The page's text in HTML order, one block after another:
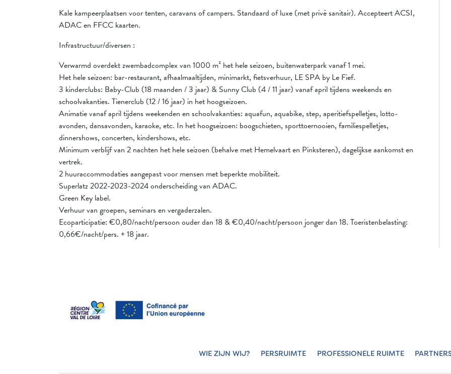
Kale kampeerplaatsen voor tenten, caravans of campers. Standaard of luxe (met privé sanitair). Accepteert ACSI,
ADAC en FFCC kaarten.
Infrastructuur/diversen :
Verwarmd overdekt zwembadcomplex van 1000 m² het hele seizoen, buitenwaterpark vanaf 1 mei.
Het hele seizoen: bar-restaurant, afhaalmaaltijden, minimarkt, fietsverhuur, LE SPA by Le Fief.
3 kinderclubs: Baby-Club (18 maanden / 3 jaar) & Sunny Club (4 / 11 jaar) vanaf april tijdens weekends en
schoolvakanties. Tienerclub (12 / 16 jaar) in het hoogseizoen.
Animatie vanaf april tijdens weekenden en schoolvakanties: aquafun, aquabike, step, aperitiefspelletjes, lotto-
avonden, dansavonden, karaoke, etc. In het hoogseizoen: boogschieten, sporttoernooien, familiespelletjes,
dinnershows, concerten, kindershows, etc.
Minimum verblijf van 2 nachten het hele seizoen (behalve met Hemelvaart en Pinksteren), dagelijkse aankomst en
vertrek.
2 huuraccommodaties aangepast voor mensen met beperkte mobiliteit.
Superlatz 2022-2023-2024 onderscheiding van ADAC.
Green Key label.
Verhuur van groepen, seminars en vergaderzalen.
Ecoparticipatie: €0,80/nacht/persoon ouder dan 18 & €0,40/nacht/persoon jonger dan 18. Toeristenbelasting:
0,66€/nacht/pers. + 18 jaar.
WIE ZIJN WIJ? PERSRUIMTE PROFESSIONELE RUIMTE